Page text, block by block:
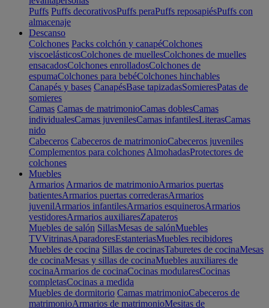
Puffs Puffs decorativosPuffs peraPuffs reposapiésPuffs con
almacenaje
Descanso
Colchones Packs colchón y canapéColchones
viscoelásticosColchones de muellesColchones de muelles
ensacadosColchones enrolladosColchones de
espumaColchones para bebéColchones hinchables
Canapés y bases CanapésBase tapizadasSomieresPatas de
somieres
Camas Camas de matrimonioCamas doblesCamas
individualesCamas juvenilesCamas infantilesLiterasCamas
nido
Cabeceros Cabeceros de matrimonioCabeceros juveniles
Complementos para colchones AlmohadasProtectores de
colchones
Muebles
Armarios Armarios de matrimonioArmarios puertas
batientesArmarios puertas correderasArmarios
juvenilArmarios infantilesArmarios esquinerosArmarios
vestidoresArmarios auxiliaresZapateros
Muebles de salón SillasMesas de salónMuebles
TVVitrinasAparadoresEstanteriasMuebles recibidores
Muebles de cocina Sillas de cocinasTaburetes de cocinaMesas
de cocinaMesas y sillas de cocinaMuebles auxiliares de
cocinaArmarios de cocinaCocinas modularesCocinas
completasCocinas a medida
Muebles de dormitorio Camas matrimonioCabeceros de
matrimonioArmarios de matrimonioMesitas de